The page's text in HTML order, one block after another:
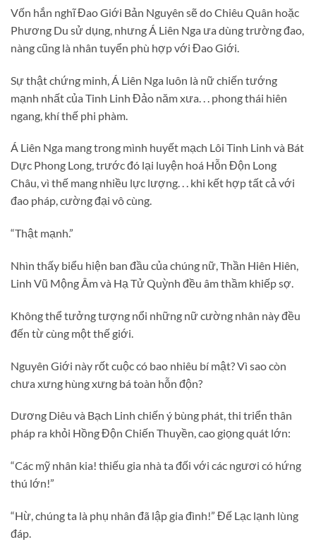
Vốn hắn nghĩ Đao Giới Bản Nguyên sẽ do Chiêu Quân hoặc
Phương Du sử dụng, nhưng Á Liên Nga ưa dùng trường đao,
nàng cũng là nhân tuyển phù hợp với Đao Giới.
Sự thật chứng minh, Á Liên Nga luôn là nữ chiến tướng
mạnh nhất của Tinh Linh Đảo năm xưa. . . phong thái hiên
ngang, khí thế phi phàm.
Á Liên Nga mang trong mình huyết mạch Lôi Tinh Linh và Bát
Dực Phong Long, trước đó lại luyện hoá Hỗn Độn Long
Châu, vì thế mang nhiều lực lượng. . . khi kết hợp tất cả với
đao pháp, cường đại vô cùng.
“Thật mạnh.”
Nhìn thấy biểu hiện ban đầu của chúng nữ, Thần Hiên Hiên,
Linh Vũ Mộng Âm và Hạ Tử Quỳnh đều âm thầm khiếp sợ.
Không thể tưởng tượng nổi những nữ cường nhân này đều
đến từ cùng một thế giới.
Nguyên Giới này rốt cuộc có bao nhiêu bí mật? Vì sao còn
chưa xưng hùng xưng bá toàn hỗn độn?
Dương Diêu và Bạch Linh chiến ý bùng phát, thi triển thân
pháp ra khỏi Hồng Độn Chiến Thuyền, cao giọng quát lớn:
“Các mỹ nhân kia! thiếu gia nhà ta đối với các ngươi có hứng
thú lớn!”
“Hừ, chúng ta là phụ nhân đã lập gia đình!” Đế Lạc lạnh lùng
đáp.